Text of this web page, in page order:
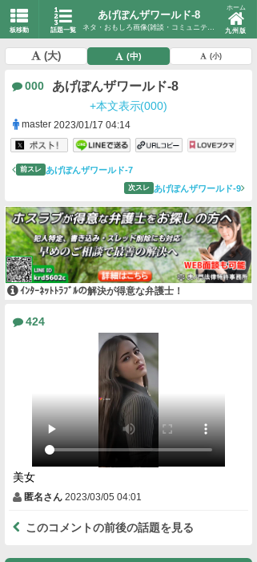
板移動 話題一覧
あげぽんザワールド-8
ネタ・おもしろ画像(雑談・コミュニティ)
ホーム
九州版
(大) (中) (小)
000 あげぽんザワールド-8
+本文表示(000)
master 2023/01/17 04:14
前スレ あげぽんザワールド-7
次スレ あげぽんザワールド-9
ｲﾝﾀｰﾈｯﾄﾄﾗﾌﾞﾙの解決が得意な弁護士！
424
美女
匿名さん 2023/03/05 04:01
このコメントの前後の話題を見る